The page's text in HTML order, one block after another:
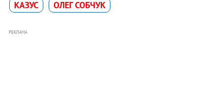
КАЗУС ОЛЕГ СОБЧУК
РЕКЛАМА